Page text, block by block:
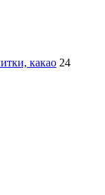
какао 24